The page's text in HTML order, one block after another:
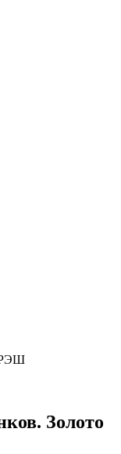
РЭШ
Золото